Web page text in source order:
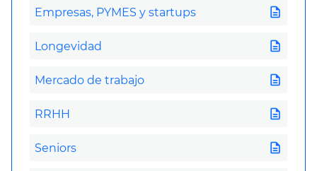
Empresas, PYMES y startups description
Longevidad description
Mercado de trabajo description
RRHH description
Seniors description